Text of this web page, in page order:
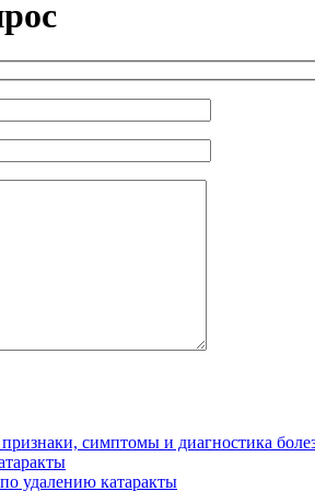
симптомы и диагностика
удалению катаракты